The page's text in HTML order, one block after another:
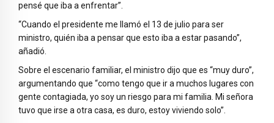
pensé que iba a enfrentar”.
“Cuando el presidente me llamó el 13 de julio para ser
ministro, quién iba a pensar que esto iba a estar pasando”,
añadió.
Sobre el escenario familiar, el ministro dijo que es “muy duro”,
argumentando que “como tengo que ir a muchos lugares con
gente contagiada, yo soy un riesgo para mi familia. Mi señora
tuvo que irse a otra casa, es duro, estoy viviendo solo”.